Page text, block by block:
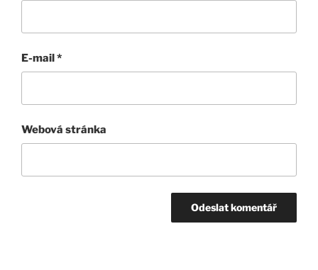
E-mail*
Webová stránka